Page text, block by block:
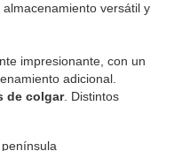
versátil y
impresionante, con un
adicional.
de colgar. Distintos